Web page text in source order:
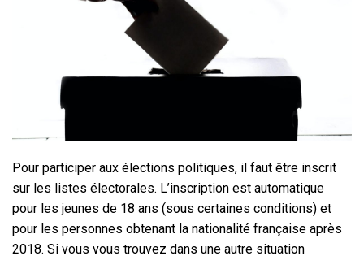
Pour participer aux élections politiques, il faut être inscrit
sur les listes électorales. L’inscription est automatique
pour les jeunes de 18 ans (sous certaines conditions) et
pour les personnes obtenant la nationalité française après
2018. Si vous vous trouvez dans une autre situation